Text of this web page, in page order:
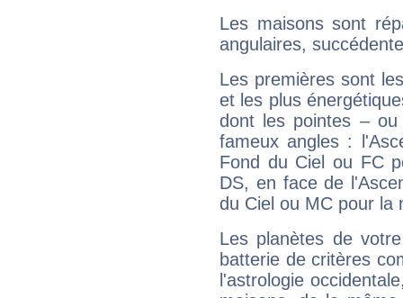
Les maisons sont
angulaires,
Les premières sont
et les plus
dont les pointes –
fameux angles :
Fond du Ciel ou FC
DS, en face de
du Ciel ou MC pour la
Les planètes de
batterie de critères
l'astrologie